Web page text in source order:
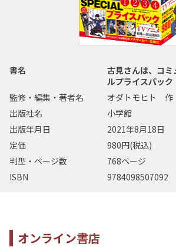
書名
古見さんは、コミ
ルプライスパック
監修・編集・著者名
オダトモヒト 作
出版社名
小学館
出版年月日
2021年8月18日
定価
980円(税込)
判型・ページ数
768ページ
ISBN
9784098507092
オンライン書店